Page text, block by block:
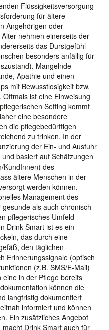
Flüssigkeitsversorgung
für ältere
Angehörigen oder
nehmen einerseits der
das Durstgefühl
besonders anfällig für
Mangelnde
Apathie und einen
mit Bewusstlosigkeit bzw.
ist eine Einweisung
Setting kommt
eine besondere
die pflegebedürftigen
zu trinken. In der
der Ein- und Ausfuhr
basiert auf Schätzungen
KundInnen) des
ältere Menschen in der
werden können.
Management des
als auch chronisch
pflegerisches Umfeld
Drink Smart ist es ein
das durch eine
den täglichen
Erinnerungssignale (optisch
(z.B. SMS/E-Mail)
in der Pflege bereits
können die
langfristig dokumentiert
informiert und können
Ein zusätzliches Angebot
Drink Smart auch für